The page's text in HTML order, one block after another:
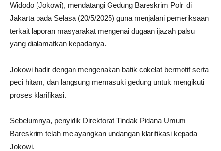
Widodo (Jokowi), mendatangi Gedung Bareskrim Polri di
Jakarta pada Selasa (20/5/2025) guna menjalani pemeriksaan
terkait laporan masyarakat mengenai dugaan ijazah palsu
yang dialamatkan kepadanya.
Jokowi hadir dengan mengenakan batik cokelat bermotif serta
peci hitam, dan langsung memasuki gedung untuk mengikuti
proses klarifikasi.
Sebelumnya, penyidik Direktorat Tindak Pidana Umum
Bareskrim telah melayangkan undangan klarifikasi kepada
Jokowi.